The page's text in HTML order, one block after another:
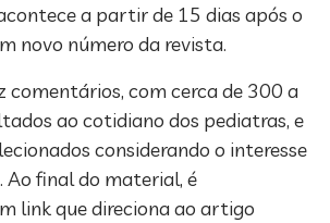
a partir de 15 dias após o
novo número da revista.
com cerca de 300 a
ao cotidiano dos pediatras, e
considerando o interesse
Ao final do material, é
link que direciona ao artigo